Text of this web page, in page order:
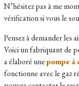
N’hésitez pas à me
vérification si vous le
Pensez à demander les
Voici un fabriquant de
a élaboré unepompe à
fonctionne avec le gaz